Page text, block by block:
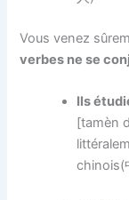
Vous venez
verbes ne se
Ils
[tamèn
chinois(